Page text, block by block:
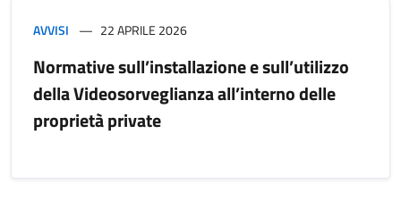
AVVISI 22 APRILE 2026
Normative sull’installazione e sull’utilizzo
della Videosorveglianza all’interno delle
proprietà private